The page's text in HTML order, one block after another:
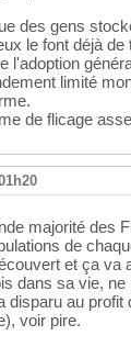
des gens
le font déjà de
l'adoption
limité
de flicage
majorité des
de
et ça va
dans sa vie,
disparu au profit
voir pire.